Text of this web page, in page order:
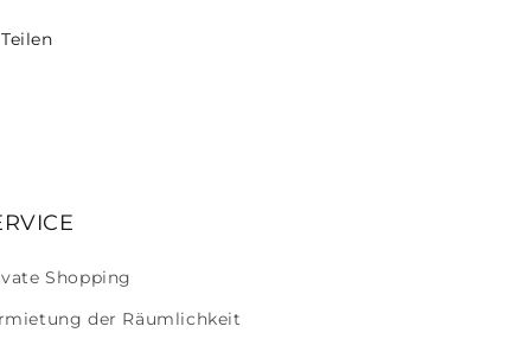
Teilen
Shopping
der Räumlichkeit